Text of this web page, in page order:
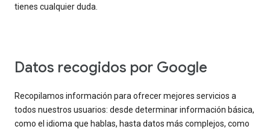
tienes cualquier duda.
Datos recogidos por Google
Recopilamos información para ofrecer mejores servicios a
todos nuestros usuarios: desde determinar información básica,
como el idioma que hablas, hasta datos más complejos, como